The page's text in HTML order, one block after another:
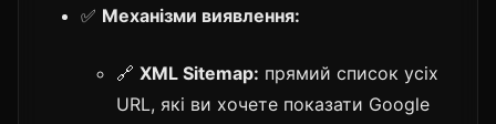
✅ Механізми виявлення:
🔗 XML Sitemap: прямий список усіх
URL, які ви хочете показати Google